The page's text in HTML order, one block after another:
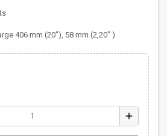
406 mm (20"), 58 mm (2,20" )
add